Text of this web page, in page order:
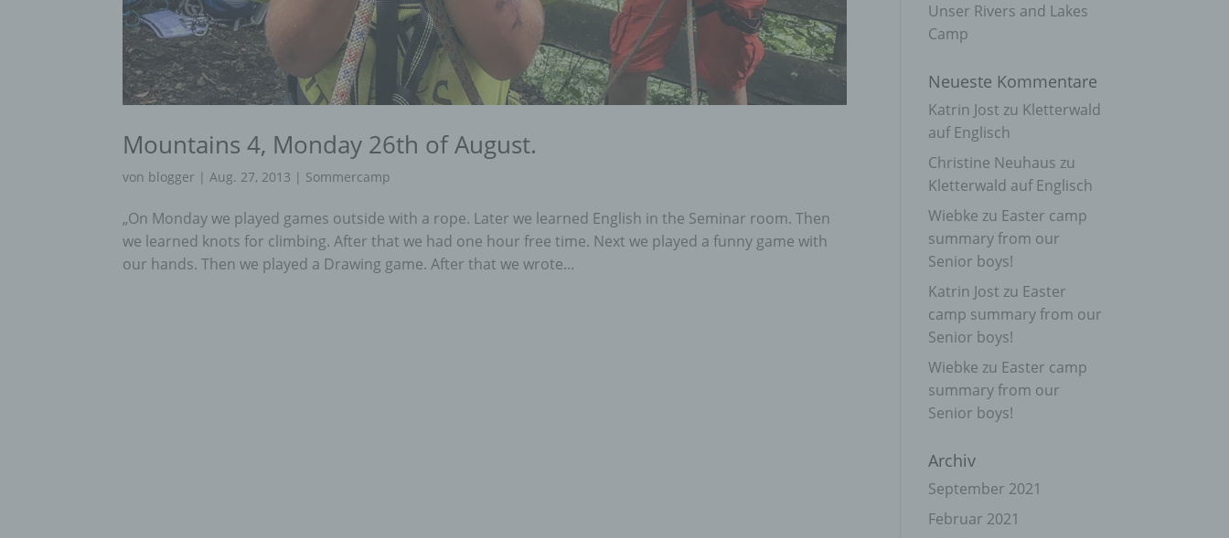
Mountains 4, Monday 26th of August.
von blogger | Aug. 27, 2013 | Sommercamp
„On Monday we played games outside with a rope. Later we learned English in the Seminar room. Then
we learned knots for climbing. After that we had one hour free time. Next we played a funny game with
our hands. Then we played a Drawing game. After that we wrote...
Unser Rivers and Lakes
Camp
Neueste Kommentare
Katrin Jost zu Kletterwald
auf Englisch
Christine Neuhaus zu
Kletterwald auf Englisch
Wiebke zu Easter camp
summary from our
Senior boys!
Katrin Jost zu Easter
camp summary from our
Senior boys!
Wiebke zu Easter camp
summary from our
Senior boys!
Archiv
September 2021
Februar 2021